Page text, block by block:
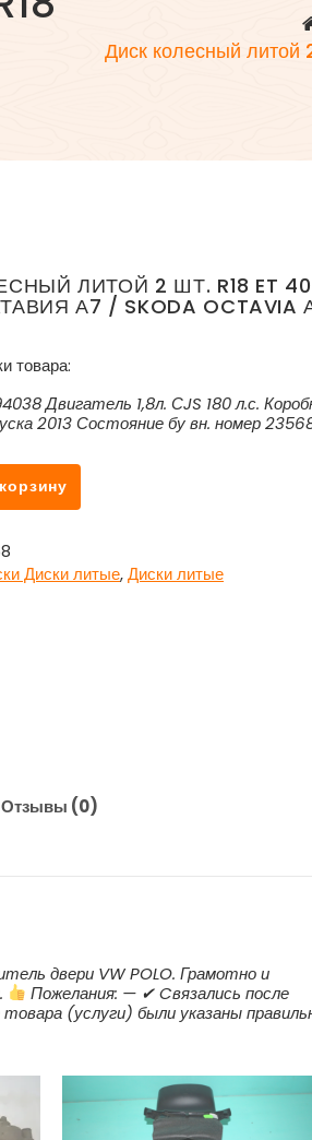
Диск колесный
ЛИТОЙ 2 ШТ. R18 ET 40
А7 / SKODA OCTAVIA
товара:
Двигатель 1,8л. СJS 180 л.с.
2013 Состояние бу вн. номер
Диски литые,Диски литые
Отзывы (0)
двери VW POLO. Грамотно и
Пожелания: — ✔ Cвязались после
(услуги) были указаны